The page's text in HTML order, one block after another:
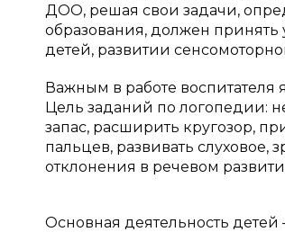
ДОО, решая свои задачи,
образования, должен
детей, развитии
Важным в работе воспитателя
Цель заданий по логопедии:
запас, расширить кругозор,
пальцев, развивать
отклонения в речевом
Основная деятельность